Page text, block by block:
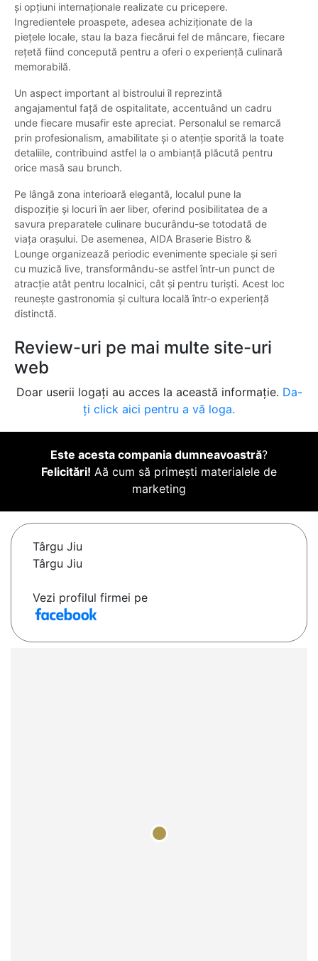
și opțiuni internaționale realizate cu pricepere.
Ingredientele proaspete, adesea achiziționate de la
piețele locale, stau la baza fiecărui fel de mâncare, fiecare
rețetă fiind concepută pentru a oferi o experiență culinară
memorabilă.
Un aspect important al bistroului îl reprezintă
angajamentul față de ospitalitate, accentuând un cadru
unde fiecare musafir este apreciat. Personalul se remarcă
prin profesionalism, amabilitate și o atenție sporită la toate
detaliile, contribuind astfel la o ambianță plăcută pentru
orice masă sau brunch.
Pe lângă zona interioară elegantă, localul pune la
dispoziție și locuri în aer liber, oferind posibilitatea de a
savura preparatele culinare bucurându-se totodată de
viața orașului. De asemenea, AIDA Braserie Bistro &
Lounge organizează periodic evenimente speciale și seri
cu muzică live, transformându-se astfel într-un punct de
atracție atât pentru localnici, cât și pentru turiști. Acest loc
reunește gastronomia și cultura locală într-o experiență
distinctă.
Review-uri pe mai multe site-uri
web
Doar userii logați au acces la această informație. Da-
ți click aici pentru a vă loga.
Este acesta compania dumneavoastră?
Felicitări! Aă cum să primești materialele de
marketing
Târgu Jiu
Târgu Jiu
Vezi profilul firmei pe